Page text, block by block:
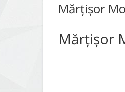
Mărțișor
Mărțișor